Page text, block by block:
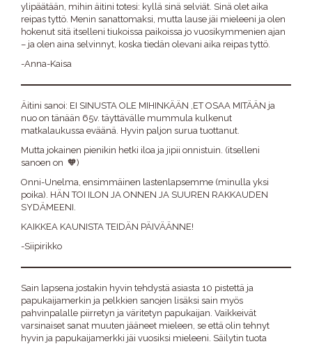
ylipäätään, mihin äitini totesi: kyllä sinä selviät. Sinä olet aika
reipas tyttö. Menin sanattomaksi, mutta lause jäi mieleeni ja olen
hokenut sitä itselleni tiukoissa paikoissa jo vuosikymmenien ajan
– ja olen aina selvinnyt, koska tiedän olevani aika reipas tyttö.
-Anna-Kaisa
Äitini sanoi: EI SINUSTA OLE MIHINKÄÄN ,ET OSAA MITÄÄN ja
nuo on tänään 65v. täyttävälle mummula kulkenut
matkalaukussa eväänä. Hyvin paljon surua tuottanut.
Mutta jokainen pienikin hetki iloa ja jipii onnistuin. (itselleni
sanoen on 🧡)
Onni-Unelma, ensimmäinen lastenlapsemme (minulla yksi
poika). HÄN TOI ILON JA ONNEN JA SUUREN RAKKAUDEN
SYDÄMEENI.
KAIKKEA KAUNISTA TEIDÄN PÄIVÄÄNNE!
-Siipirikko
Sain lapsena jostakin hyvin tehdystä asiasta 10 pistettä ja
papukaijamerkin ja pelkkien sanojen lisäksi sain myös
pahvinpalalle piirretyn ja väritetyn papukaijan. Vaikkeivät
varsinaiset sanat muuten jääneet mieleen, se että olin tehnyt
hyvin ja papukaijamerkki jäi vuosiksi mieleeni. Säilytin tuota